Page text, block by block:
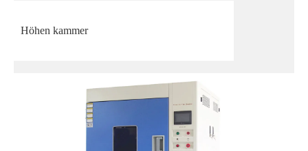
Höhen kammer